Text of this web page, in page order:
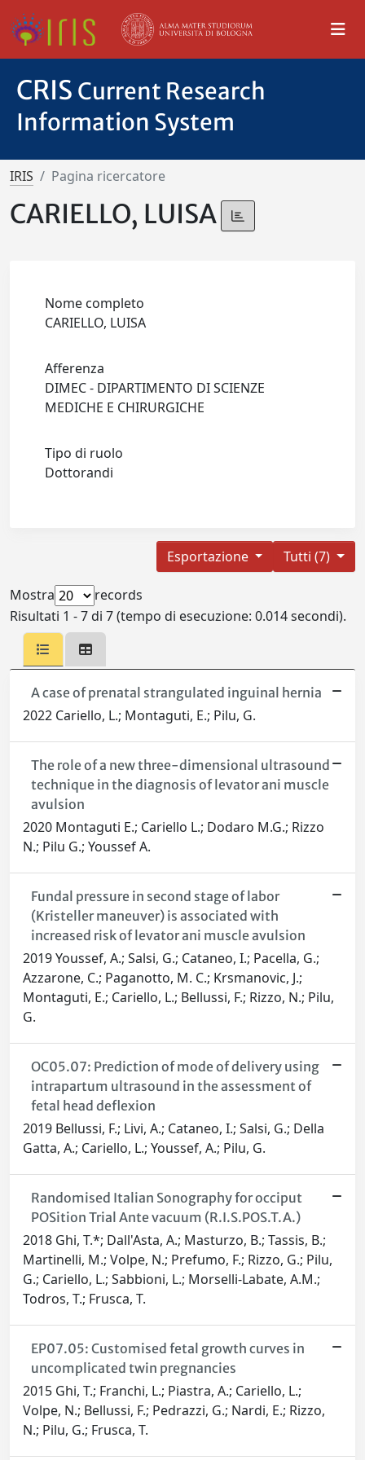
CRIS Current Research
Information System
IRIS Pagina ricercatore
CARIELLO, LUISA
Nome completo
CARIELLO, LUISA
Afferenza
DIMEC - DIPARTIMENTO DI SCIENZE
MEDICHE E CHIRURGICHE
Tipo di ruolo
Dottorandi
Tutti (7)
Esportazione
Mostra
records
Risultati 1 - 7 di 7 (tempo di esecuzione: 0.014 secondi).
A case of prenatal strangulated inguinal hernia
2022 Cariello, L.; Montaguti, E.; Pilu, G.
The role of a new three-dimensional ultrasound
technique in the diagnosis of levator ani muscle
avulsion
2020 Montaguti E.; Cariello L.; Dodaro M.G.; Rizzo
N.; Pilu G.; Youssef A.
Fundal pressure in second stage of labor
(Kristeller maneuver) is associated with
increased risk of levator ani muscle avulsion
2019 Youssef, A.; Salsi, G.; Cataneo, I.; Pacella, G.;
Azzarone, C.; Paganotto, M. C.; Krsmanovic, J.;
Montaguti, E.; Cariello, L.; Bellussi, F.; Rizzo, N.; Pilu,
G.
OC05.07: Prediction of mode of delivery using
intrapartum ultrasound in the assessment of
fetal head deflexion
2019 Bellussi, F.; Livi, A.; Cataneo, I.; Salsi, G.; Della
Gatta, A.; Cariello, L.; Youssef, A.; Pilu, G.
Randomised Italian Sonography for occiput
POSition Trial Ante vacuum (R.I.S.POS.T.A.)
2018 Ghi, T.*; Dall'Asta, A.; Masturzo, B.; Tassis, B.;
Martinelli, M.; Volpe, N.; Prefumo, F.; Rizzo, G.; Pilu,
G.; Cariello, L.; Sabbioni, L.; Morselli-Labate, A.M.;
Todros, T.; Frusca, T.
EP07.05: Customised fetal growth curves in
uncomplicated twin pregnancies
2015 Ghi, T.; Franchi, L.; Piastra, A.; Cariello, L.;
Volpe, N.; Bellussi, F.; Pedrazzi, G.; Nardi, E.; Rizzo,
N.; Pilu, G.; Frusca, T.